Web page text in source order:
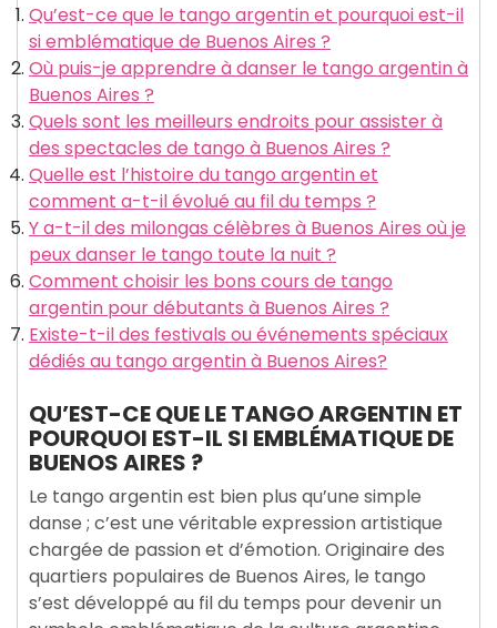
Qu’est-ce que le tango argentin et pourquoi est-il
si emblématique de Buenos Aires ?
Où puis-je apprendre à danser le tango argentin à
Buenos Aires ?
Quels sont les meilleurs endroits pour assister à
des spectacles de tango à Buenos Aires ?
Quelle est l’histoire du tango argentin et
comment a-t-il évolué au fil du temps ?
Y a-t-il des milongas célèbres à Buenos Aires où je
peux danser le tango toute la nuit ?
Comment choisir les bons cours de tango
argentin pour débutants à Buenos Aires ?
Existe-t-il des festivals ou événements spéciaux
dédiés au tango argentin à Buenos Aires?
QU’EST-CE QUE LE TANGO ARGENTIN ET
POURQUOI EST-IL SI EMBLÉMATIQUE DE
BUENOS AIRES ?
Le tango argentin est bien plus qu’une simple
danse ; c’est une véritable expression artistique
chargée de passion et d’émotion. Originaire des
quartiers populaires de Buenos Aires, le tango
s’est développé au fil du temps pour devenir un